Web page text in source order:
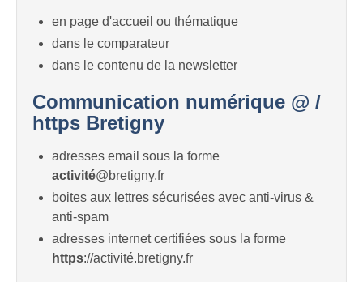
en page d'accueil ou thématique
dans le comparateur
dans le contenu de la newsletter
Communication numérique @ /
https Bretigny
adresses email sous la forme
activité@bretigny.fr
boites aux lettres sécurisées avec anti-virus &
anti-spam
adresses internet certifiées sous la forme
https://activité.bretigny.fr